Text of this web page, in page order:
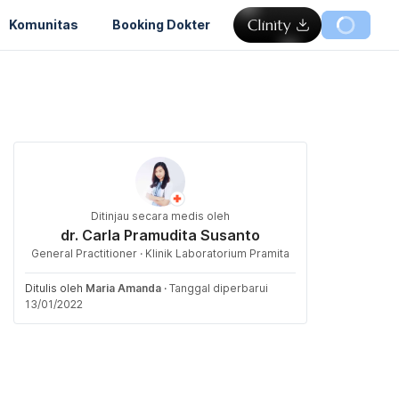
Komunitas Booking Dokter
Ditinjau secara medis oleh
dr. Carla Pramudita Susanto
General Practitioner · Klinik Laboratorium Pramita
Ditulis oleh Maria Amanda · Tanggal diperbarui
13/01/2022